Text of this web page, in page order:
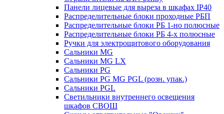
Панели лицевые для выреза в шкафах IP40
Распределительные блоки проходные РБП
Распределительные блоки РБ 1-но полюсные
Распределительные блоки РБ 4-х полюсные
Ручки для электрощитового оборудования
Сальники MG
Сальники MG LX
Сальники PG
Сальники PG MG PGL (розн. упак.)
Сальники PGL
Светильники внутреннего освещения
шкафов СВОШ